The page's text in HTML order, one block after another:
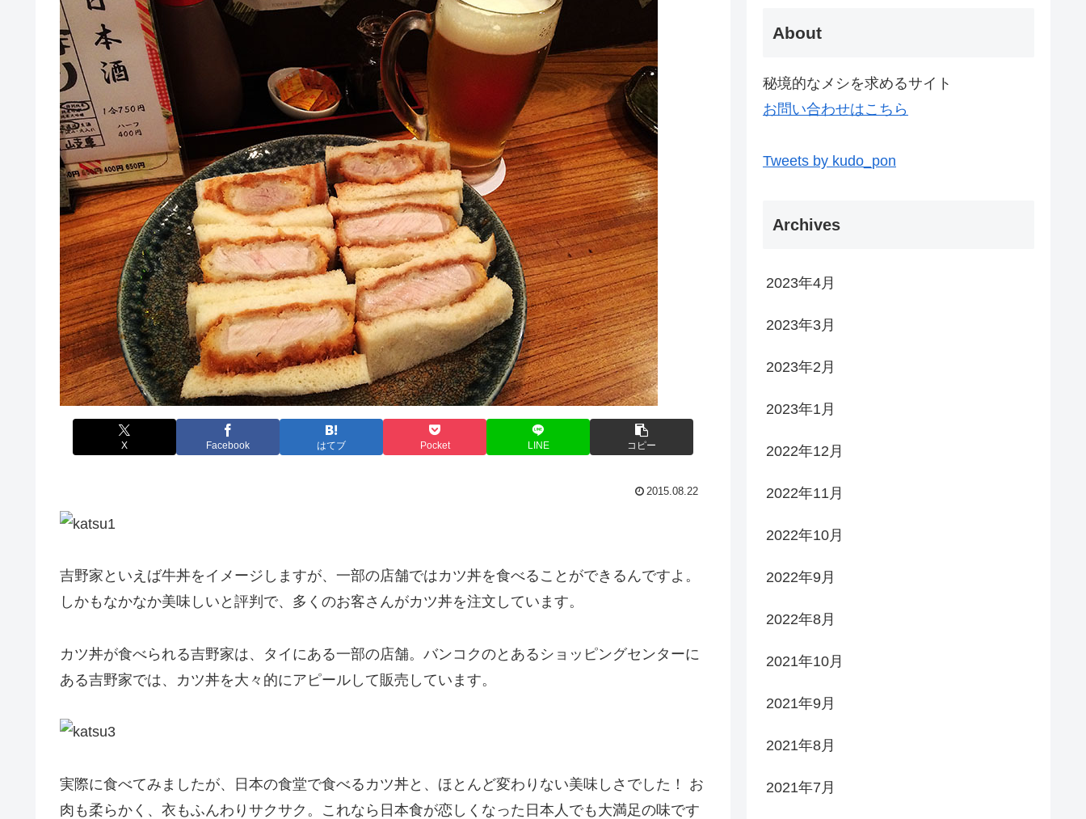
X Facebook はてブ Pocket LINE コピー
2015.08.22
吉野家といえば牛丼をイメージしますが、一部の店舗ではカツ丼を食べることができるんですよ。
しかもなかなか美味しいと評判で、多くのお客さんがカツ丼を注文しています。
カツ丼が食べられる吉野家は、タイにある一部の店舗。バンコクのとあるショッピングセンターに
ある吉野家では、カツ丼を大々的にアピールして販売しています。
実際に食べてみましたが、日本の食堂で食べるカツ丼と、ほとんど変わりない美味しさでした！ お
肉も柔らかく、衣もふんわりサクサク。これなら日本食が恋しくなった日本人でも大満足の味です
About
秘境的なメシを求めるサイト
お問い合わせはこちら
Tweets by kudo_pon
Archives
2023年4月
2023年3月
2023年2月
2023年1月
2022年12月
2022年11月
2022年10月
2022年9月
2022年8月
2021年10月
2021年9月
2021年8月
2021年7月